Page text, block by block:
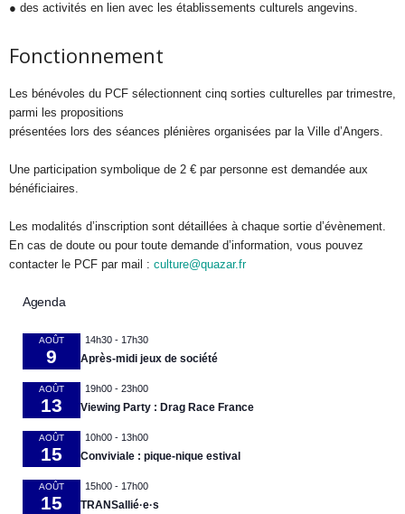
● des activités en lien avec les établissements culturels angevins.
Fonctionnement
Les bénévoles du PCF sélectionnent cinq sorties culturelles par trimestre,
parmi les propositions
présentées lors des séances plénières organisées par la Ville d’Angers.
Une participation symbolique de 2 € par personne est demandée aux
bénéficiaires.
Les modalités d’inscription sont détaillées à chaque sortie d’évènement.
En cas de doute ou pour toute demande d’information, vous pouvez
contacter le PCF par mail : culture@quazar.fr
Agenda
AOÛT
9
14h30 - 17h30
Après-midi jeux de société
AOÛT
13
19h00 - 23h00
Viewing Party : Drag Race France
AOÛT
15
10h00 - 13h00
Conviviale : pique-nique estival
AOÛT
15
15h00 - 17h00
TRANSallié·e·s